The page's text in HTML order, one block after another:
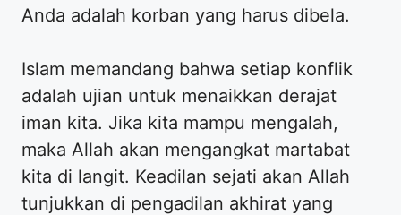
Anda adalah korban yang harus dibela.
Islam memandang bahwa setiap konflik
adalah ujian untuk menaikkan derajat
iman kita. Jika kita mampu mengalah,
maka Allah akan mengangkat martabat
kita di langit. Keadilan sejati akan Allah
tunjukkan di pengadilan akhirat yang